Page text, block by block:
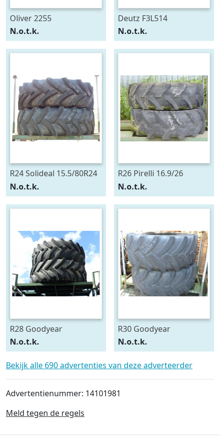
Oliver 2255
N.o.t.k.
Deutz F3L514
N.o.t.k.
R24 Solideal 15.5/80R24
N.o.t.k.
R26 Pirelli 16.9/26
N.o.t.k.
R28 Goodyear
540/75R28
N.o.t.k.
R30 Goodyear
600/70R30
N.o.t.k.
Bekijk alle 690 advertenties van deze adverteerder
Advertentienummer: 14101981
Meld tegen de regels